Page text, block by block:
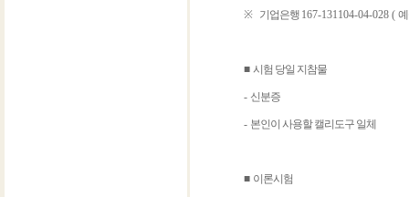
※ 기업은행 167-131104-04-028 (
■ 시험 당일 지참물
- 신분증
- 본인이 사용할 캘리도구 일체
■ 이론시험